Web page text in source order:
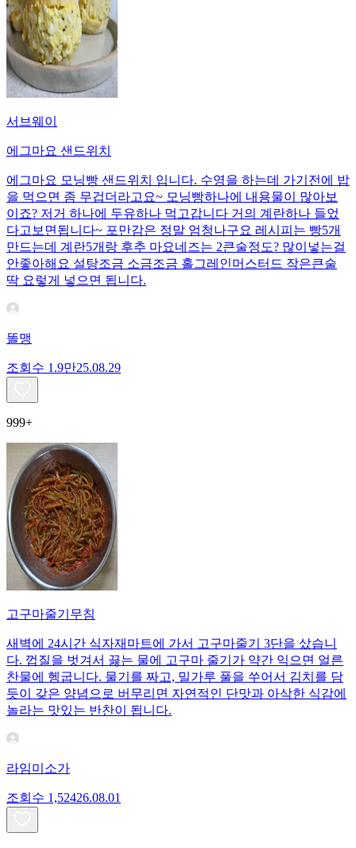
서브웨이
에그마요 샌드위치
에그마요 모닝빵 샌드위치 입니다. 수영을 하는데 가기전에 밥
을 먹으면 좀 무겁더라고요~ 모닝빵하나에 내용물이 많아보
이죠? 저거 하나에 두유하나 먹고갑니다 거의 계란하나 들었
다고보면됩니다~ 포만감은 정말 엄청나구요 레시피는 빵5개
만드는데 계란5개랑 후추 마요네즈는 2큰술정도? 많이넣는걸
안좋아해요 설탕조금 소금조금 홀그레인머스터드 작은큰술
딱 요렇게 넣으면 됩니다.
똘맹
조회수 1.9만25.08.29
999+
고구마줄기무침
새벽에 24시간 식자재마트에 가서 고구마줄기 3단을 샀습니
다. 껍질을 벗겨서 끓는 물에 고구마 줄기가 약간 익으면 얼른
찬물에 헹굽니다. 물기를 짜고, 밀가루 풀을 쑤어서 김치를 담
듯이 갖은 양념으로 버무리면 자연적인 단맛과 아삭한 식감에
놀라는 맛있는 반찬이 됩니다.
라임미소가
조회수 1,52426.08.01